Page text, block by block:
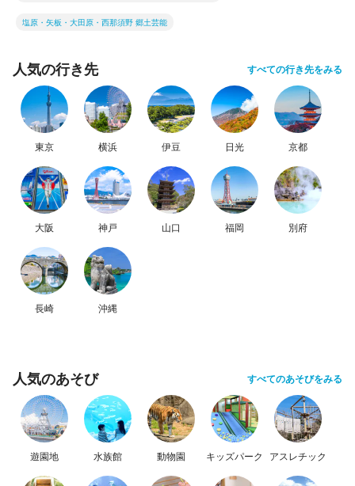
塩原・矢板・大田原・西那須野 郷土芸能
人気の行き先 すべての行き先をみる
東京 横浜 伊豆 日光 京都
大阪 神戸 山口 福岡 別府
長崎 沖縄
人気のあそび すべてのあそびをみる
遊園地 水族館 動物園 キッズパーク アスレチック